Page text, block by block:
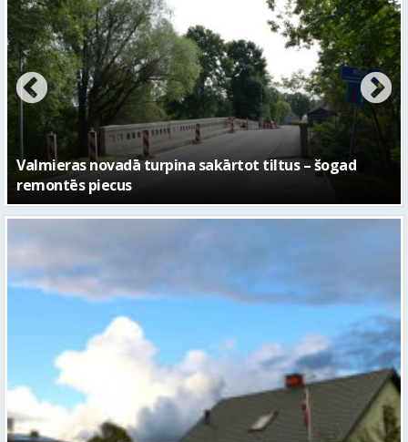
No pagaidu teātra līdz laikmetīgās kultūras centram
– kā attīstīsies “Kurtuve”